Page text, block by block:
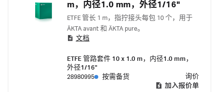
m，内径1.0 mm，外径1/16"
ETFE 管长 1 m，指拧接头每包 10 个，用于
ÄKTA avant 和 ÄKTA pure。
文档
ETFE 管路套件 10 x 1.0 m，内径1.0 mm，
外径1/16"
28980995
按需备货
询价
加入报价单